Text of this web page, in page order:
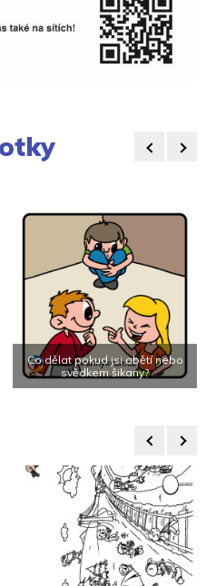
Co dělat pokud jsi obětí nebo
svědkem šikany?